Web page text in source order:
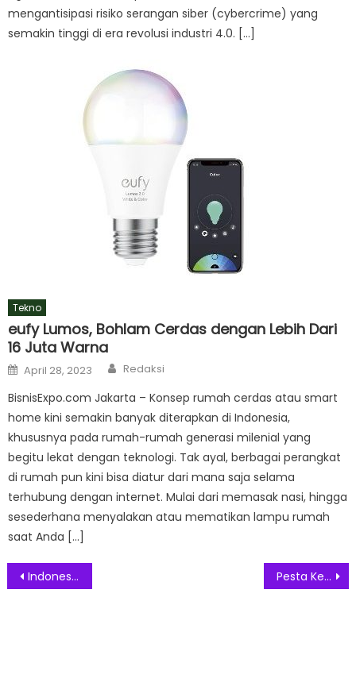
mengantisipasi risiko serangan siber (cybercrime) yang
semakin tinggi di era revolusi industri 4.0. […]
Tekno
eufy Lumos, Bohlam Cerdas dengan Lebih Dari
16 Juta Warna
Posted
on
April 28, 2023 Author
Redaksi
BisnisExpo.com Jakarta – Konsep rumah cerdas atau smart
home kini semakin banyak diterapkan di Indonesia,
khususnya pada rumah-rumah generasi milenial yang
begitu lekat dengan teknologi. Tak ayal, berbagai perangkat
di rumah pun kini bisa diatur dari mana saja selama
terhubung dengan internet. Mulai dari memasak nasi, hingga
sesederhana menyalakan atau mematikan lampu rumah
saat Anda […]
Post
Indonesia Design Distrik PIK2 Meriahkan Liburan Natal dan Tahun Baru Pesta Kembang Api Tahun Baru 2024 di Jakarta